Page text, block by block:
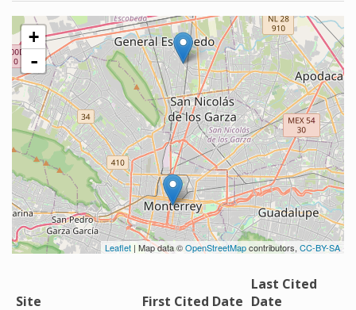
+
-
Leaflet | Map data ©OpenStreetMapcontributors, CC-BY-SA
Site First Cited Date
Last Cited
Date